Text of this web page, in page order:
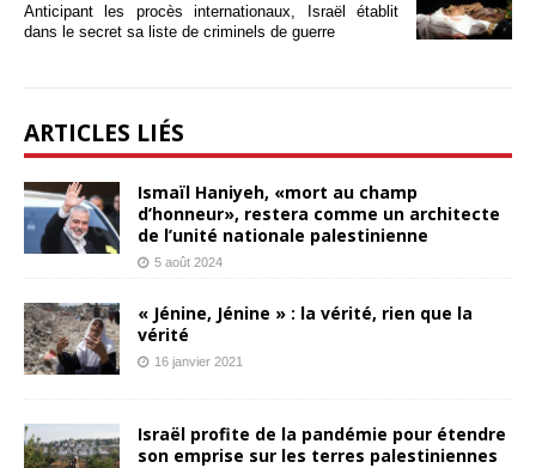
Anticipant les procès internationaux, Israël établit
dans le secret sa liste de criminels de guerre
ARTICLES LIÉS
Ismaïl Haniyeh, «mort au champ
d’honneur», restera comme un architecte
de l’unité nationale palestinienne
5 août 2024
« Jénine, Jénine » : la vérité, rien que la
vérité
16 janvier 2021
Israël profite de la pandémie pour étendre
son emprise sur les terres palestiniennes